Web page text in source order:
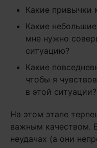
Какие привычки
Какие
мне нужно
ситуацию?
Какие
чтобы я
в этой ситуации?
На этом этапе
важным качеством.
неудачах (а они